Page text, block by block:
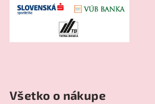
Všetko o nákupe